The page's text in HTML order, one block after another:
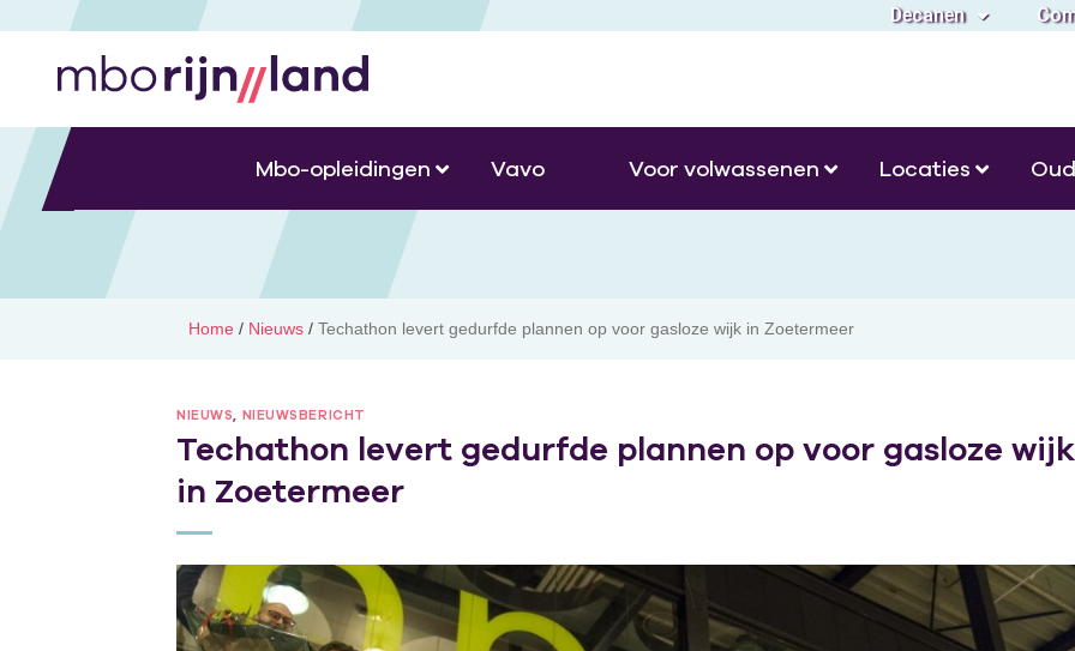
Decanen
Mbo-opleidingen Vavo Voor volwassenen Locaties
Home / Nieuws / Techathon levert gedurfde plannen op voor gasloze wijk in Zoetermeer
NIEUWS NIEUWSBERICHT
Techathon levert gedurfde plannen op voor gasloze wijk
in Zoetermeer